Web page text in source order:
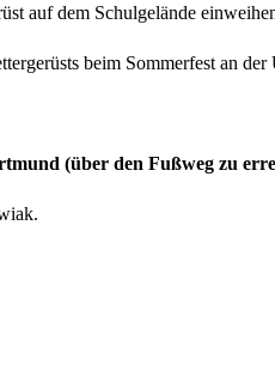
auf dem Schulgelände
beim Sommerfest an
(über den Fußweg zu